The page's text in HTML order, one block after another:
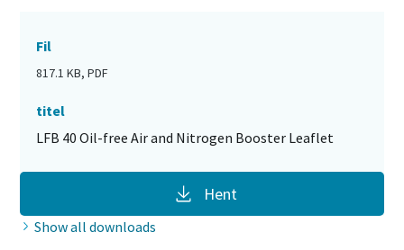
Fil
817.1 KB, PDF
titel
LFB 40 Oil-free Air and Nitrogen Booster Leaflet
Hent
Show all downloads